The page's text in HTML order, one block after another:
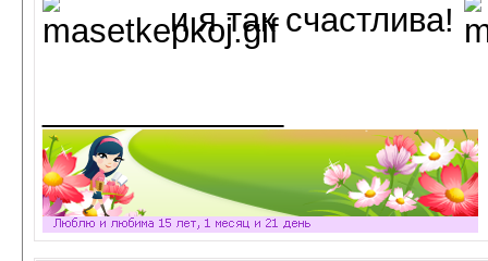
и я так счастлива!